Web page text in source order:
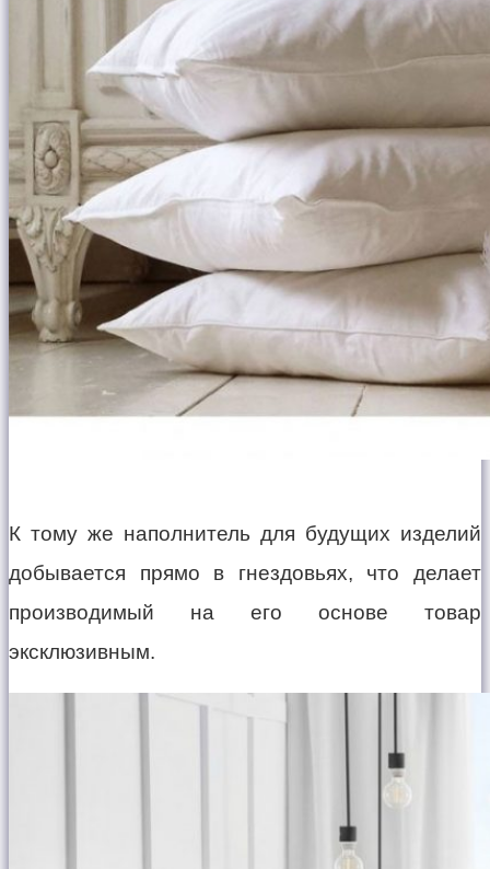
К тому же наполнитель для будущих изделий
добывается прямо в гнездовьях, что делает
производимый на его основе товар
эксклюзивным.